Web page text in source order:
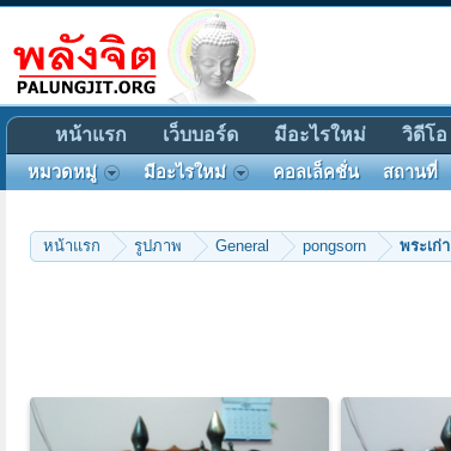
หน้าแรก รูปภาพ General pongsorn พระเก่า
หน้าแรก เว็บบอร์ด มีอะไรใหม่ วิดีโอ
หมวดหมู่ มีอะไรใหม่ คอลเล็คชั่น สถานที่